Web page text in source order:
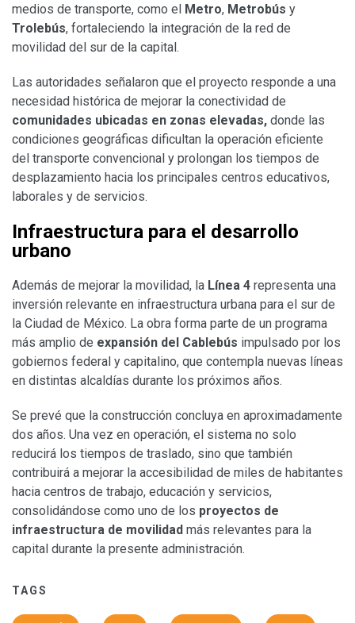
medios de transporte, como el Metro, Metrobús y
Trolebús, fortaleciendo la integración de la red de
movilidad del sur de la capital.
Las autoridades señalaron que el proyecto responde a una
necesidad histórica de mejorar la conectividad de
comunidades ubicadas en zonas elevadas, donde las
condiciones geográficas dificultan la operación eficiente
del transporte convencional y prolongan los tiempos de
desplazamiento hacia los principales centros educativos,
laborales y de servicios.
Infraestructura para el desarrollo
urbano
Además de mejorar la movilidad, la Línea 4 representa una
inversión relevante en infraestructura urbana para el sur de
la Ciudad de México. La obra forma parte de un programa
más amplio de expansión del Cablebús impulsado por los
gobiernos federal y capitalino, que contempla nuevas líneas
en distintas alcaldías durante los próximos años.
Se prevé que la construcción concluya en aproximadamente
dos años. Una vez en operación, el sistema no solo
reducirá los tiempos de traslado, sino que también
contribuirá a mejorar la accesibilidad de miles de habitantes
hacia centros de trabajo, educación y servicios,
consolidándose como uno de los proyectos de
infraestructura de movilidad más relevantes para la
capital durante la presente administración.
TAGS